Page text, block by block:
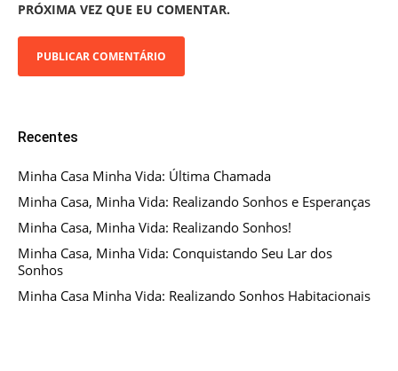
PRÓXIMA VEZ QUE EU COMENTAR.
Recentes
Minha Casa Minha Vida: Última Chamada
Minha Casa, Minha Vida: Realizando Sonhos e Esperanças
Minha Casa, Minha Vida: Realizando Sonhos!
Minha Casa, Minha Vida: Conquistando Seu Lar dos
Sonhos
Minha Casa Minha Vida: Realizando Sonhos Habitacionais